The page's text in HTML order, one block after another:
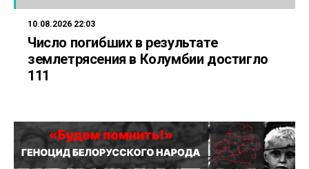
10.08.2026 22:03
Число погибших в результате
землетрясения в Колумбии достигло
111